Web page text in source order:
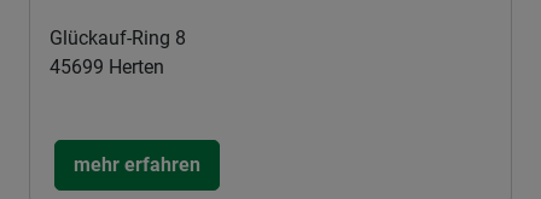
Glückauf-Ring 8
45699 Herten
mehr erfahren